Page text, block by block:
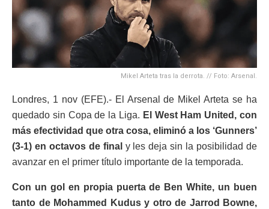
Mikel Arteta tras la derrota. // Foto: Arsenal.
Londres, 1 nov (EFE).- El Arsenal de Mikel Arteta se ha
quedado sin Copa de la Liga. El West Ham United, con
más efectividad que otra cosa, eliminó a los ‘Gunners’
(3-1) en octavos de final y les deja sin la posibilidad de
avanzar en el primer título importante de la temporada.
Con un gol en propia puerta de Ben White, un buen
tanto de Mohammed Kudus y otro de Jarrod Bowne,